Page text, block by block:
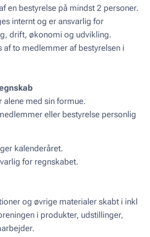
en bestyrelse på mindst 2 personer.
internt og er ansvarlig for
drift, økonomi og udvikling.
af to medlemmer af bestyrelsen i
med sin formue.
eller bestyrelse personlig
kalenderåret.
for regnskabet.
og øvrige materialer skabt i inkl
i produkter, udstillinger,